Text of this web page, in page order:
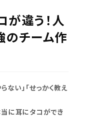
違う！人
チーム作
ない」「せっかく教え
に耳にタコができ